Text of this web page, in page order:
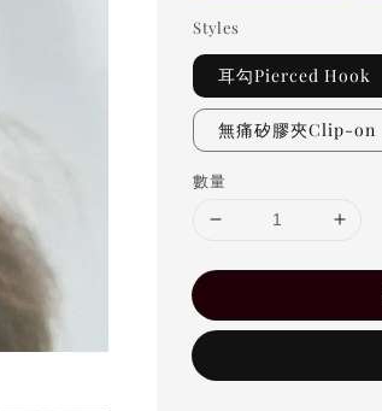
Styles
耳勾Pierced Hook
無痛矽膠夾Clip-on
數量